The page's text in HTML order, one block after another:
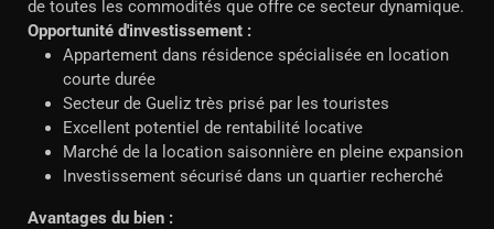
de toutes les commodités que offre ce secteur dynamique.
Opportunité d'investissement :
Appartement dans résidence spécialisée en location
courte durée
Secteur de Gueliz très prisé par les touristes
Excellent potentiel de rentabilité locative
Marché de la location saisonnière en pleine expansion
Investissement sécurisé dans un quartier recherché
Avantages du bien :